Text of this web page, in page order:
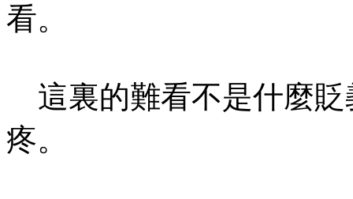
看。
這裏的難看不是什麼貶
疼。